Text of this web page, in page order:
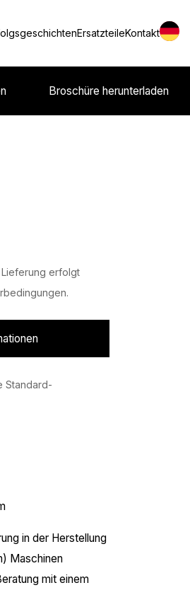
ErsatzteileKontakt
Broschüre herunterladen
erfolgt
Standard-
in der Herstellung
Maschinen
mit einem